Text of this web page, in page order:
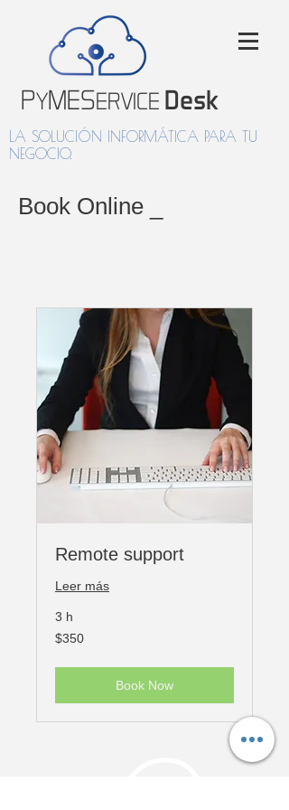
PYMESERVICE Desk
LA SOLUCIÓN INFORMÁTICA PARA TU
NEGOCIO.
Book Online _
​Remote support
Leer más
3 h
350
pesos
$350
Book Now